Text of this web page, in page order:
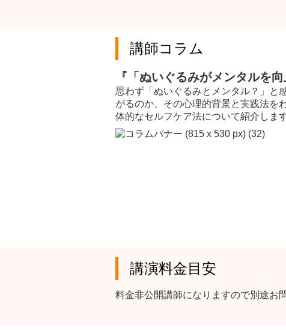
講師コラム
『「ぬいぐるみがメンタルを
思わず「ぬいぐるみとメンタル？」と
がるのか、その心理的背景と実践法を
体的なセルフケア法について紹介します
講演料金目安
料金非公開講師になりますので別途お